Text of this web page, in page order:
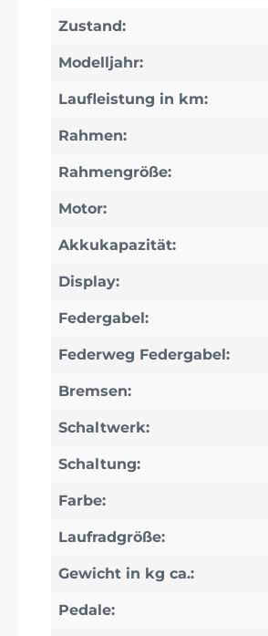
Zustand:
Modelljahr:
Laufleistung in km:
Rahmen:
Rahmengröße:
Motor:
Akkukapazität:
Display:
Federgabel:
Federweg Federgabel:
Bremsen:
Schaltwerk:
Schaltung:
Farbe:
Laufradgröße:
Gewicht in kg ca.:
Pedale: